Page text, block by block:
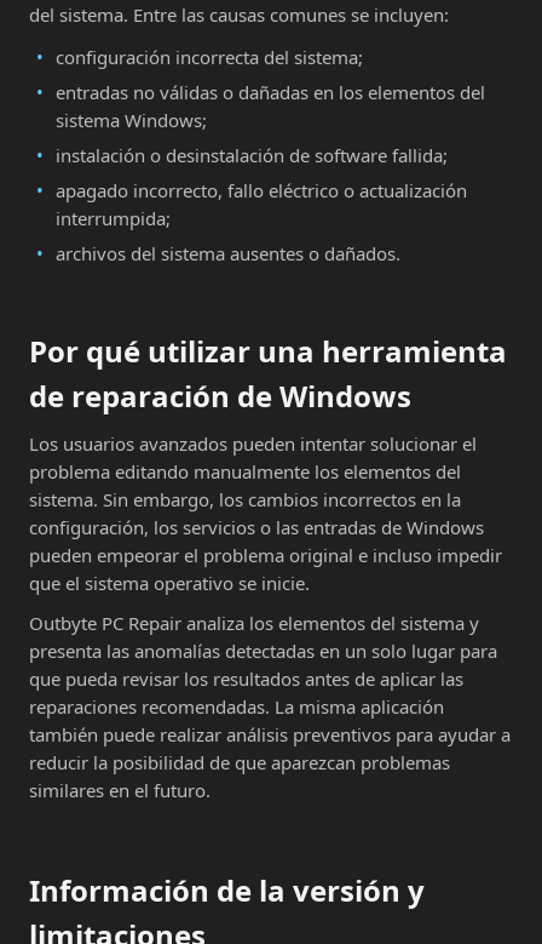
del sistema. Entre las causas comunes se incluyen:
configuración incorrecta del sistema;
entradas no válidas o dañadas en los elementos del
sistema Windows;
instalación o desinstalación de software fallida;
apagado incorrecto, fallo eléctrico o actualización
interrumpida;
archivos del sistema ausentes o dañados.
Por qué utilizar una herramienta
de reparación de Windows
Los usuarios avanzados pueden intentar solucionar el
problema editando manualmente los elementos del
sistema. Sin embargo, los cambios incorrectos en la
configuración, los servicios o las entradas de Windows
pueden empeorar el problema original e incluso impedir
que el sistema operativo se inicie.
Outbyte PC Repair analiza los elementos del sistema y
presenta las anomalías detectadas en un solo lugar para
que pueda revisar los resultados antes de aplicar las
reparaciones recomendadas. La misma aplicación
también puede realizar análisis preventivos para ayudar a
reducir la posibilidad de que aparezcan problemas
similares en el futuro.
Información de la versión y
limitaciones